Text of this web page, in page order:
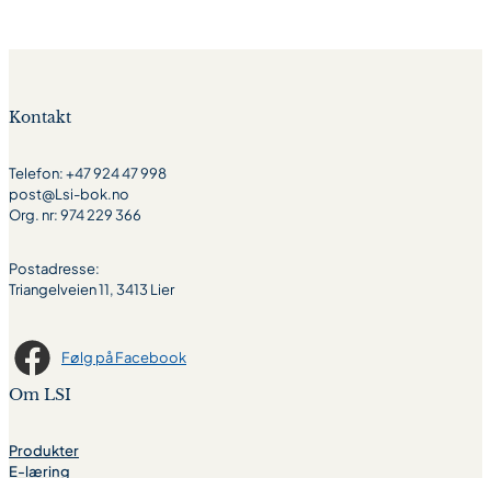
Kontakt
Telefon: +47 924 47 998
post@Lsi-bok.no
Org. nr: 974 229 366
Postadresse:
Triangelveien 11, 3413 Lier
Følg på Facebook
Om LSI
Produkter
E-læring